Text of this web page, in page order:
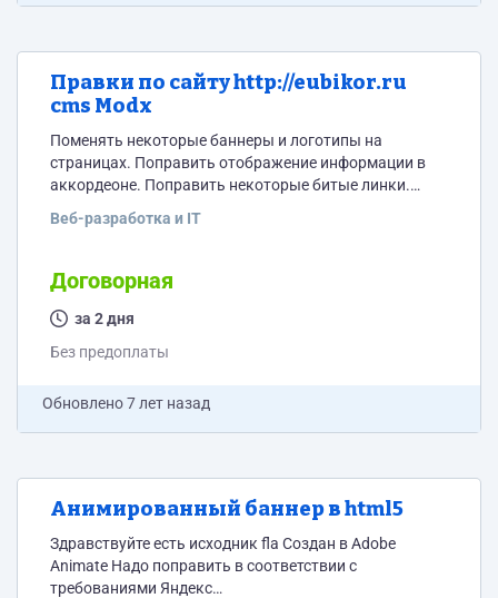
Правки по сайту http://eubikor.ru
cms Modx
Поменять некоторые баннеры и логотипы на
страницах. Поправить отображение информации в
аккордеоне. Поправить некоторые битые линки.
техзаданием и материалом.
Веб-разработка и IT
Договорная
за 2 дня
Без предоплаты
Обновлено7 лет назад
Анимированный баннер в html5
Здравствуйте есть исходник fla Создан в Adobe
Animate Надо поправить в соответствии с
требованиями Яндекс